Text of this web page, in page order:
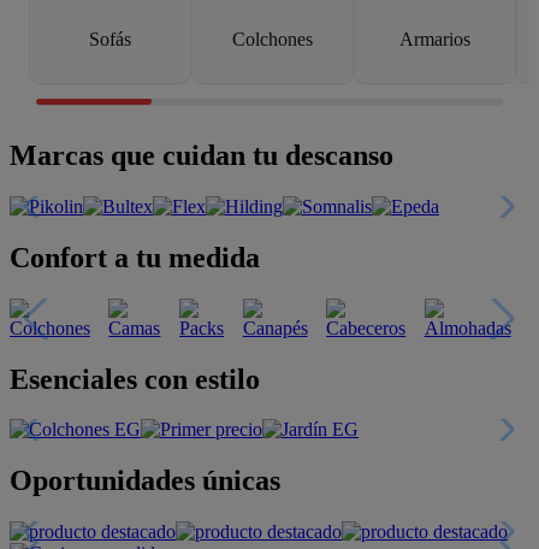
Sofás Colchones Armarios
Marcas que cuidan tu descanso
Confort a tu medida
Esenciales con estilo
Oportunidades únicas